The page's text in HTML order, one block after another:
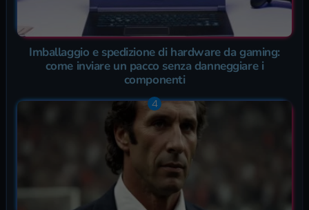
Imballaggio e spedizione di hardware da gaming:
come inviare un pacco senza danneggiare i
componenti